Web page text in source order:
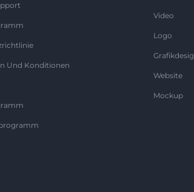
Und Konditionen
Video
Logo
Website
Mockup